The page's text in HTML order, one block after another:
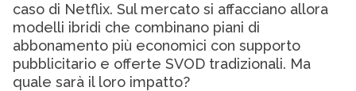
caso di Netflix. Sul mercato si affacciano allora
modelli ibridi che combinano piani di
abbonamento più economici con supporto
pubblicitario e offerte SVOD tradizionali. Ma
quale sarà il loro impatto?